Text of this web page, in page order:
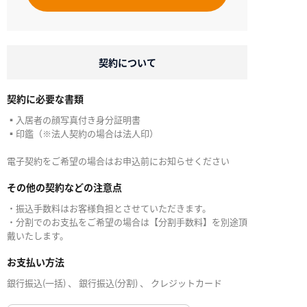
契約について
契約に必要な書類
▪入居者の顔写真付き身分証明書
▪印鑑（※法人契約の場合は法人印）
電子契約をご希望の場合はお申込前にお知らせください
その他の契約などの注意点
・振込手数料はお客様負担とさせていただきます。
・分割でのお支払をご希望の場合は【分割手数料】を別途頂
戴いたします。
お支払い方法
銀行振込(一括) 、 銀行振込(分割) 、 クレジットカード